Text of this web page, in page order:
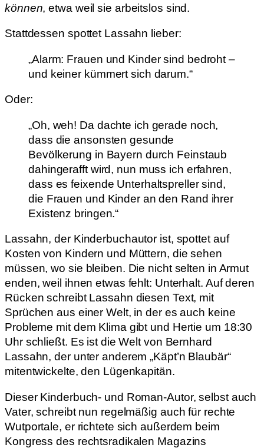
können, etwa weil sie arbeitslos sind.
Stattdessen spottet Lassahn lieber:
„Alarm: Frauen und Kinder sind bedroht –
und keiner kümmert sich darum.“
Oder:
„Oh, weh! Da dachte ich gerade noch,
dass die ansonsten gesunde
Bevölkerung in Bayern durch Feinstaub
dahingerafft wird, nun muss ich erfahren,
dass es feixende Unterhaltspreller sind,
die Frauen und Kinder an den Rand ihrer
Existenz bringen.“
Lassahn, der Kinderbuchautor ist, spottet auf
Kosten von Kindern und Müttern, die sehen
müssen, wo sie bleiben. Die nicht selten in Armut
enden, weil ihnen etwas fehlt: Unterhalt. Auf deren
Rücken schreibt Lassahn diesen Text, mit
Sprüchen aus einer Welt, in der es auch keine
Probleme mit dem Klima gibt und Hertie um 18:30
Uhr schließt. Es ist die Welt von Bernhard
Lassahn, der unter anderem „Käpt’n Blaubär“
mitentwickelte, den Lügenkapitän.
Dieser Kinderbuch- und Roman-Autor, selbst auch
Vater, schreibt nun regelmäßig auch für rechte
Wutportale, er richtete sich außerdem beim
Kongress des rechtsradikalen Magazins